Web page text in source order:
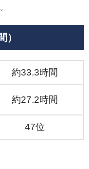
）
約33.3時間
約27.2時間
47位